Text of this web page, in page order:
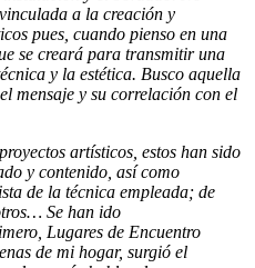
a la creación y
pues, cuando pienso en una
se creará para transmitir una
y la estética. Busco aquella
mensaje y su correlación con el
artísticos, estos han sido
y contenido, así como
de la técnica empleada; de
Se han ido
Lugares de Encuentro
de mi hogar, surgió el